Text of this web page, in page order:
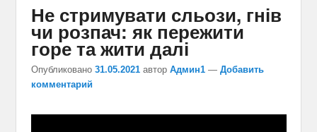
Не стримувати сльози, гнів
чи розпач: як пережити
горе та жити далі
Опубликовано 31.05.2021 автор Админ1 — Добавить
комментарий